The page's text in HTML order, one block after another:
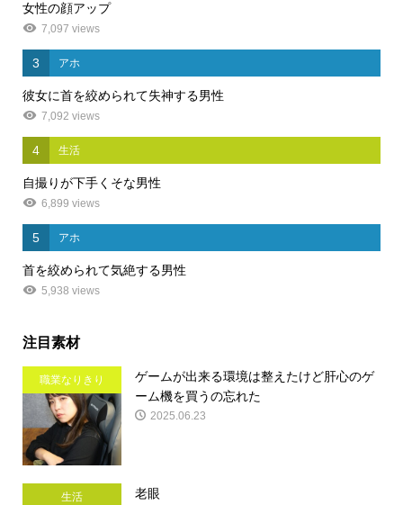
女性の顔アップ
7,097 views
3 アホ
彼女に首を絞められて失神する男性
7,092 views
4 生活
自撮りが下手くそな男性
6,899 views
5 アホ
首を絞められて気絶する男性
5,938 views
注目素材
職業なりきり
ゲームが出来る環境は整えたけど肝心のゲ
ーム機を買うの忘れた
2025.06.23
生活 老眼